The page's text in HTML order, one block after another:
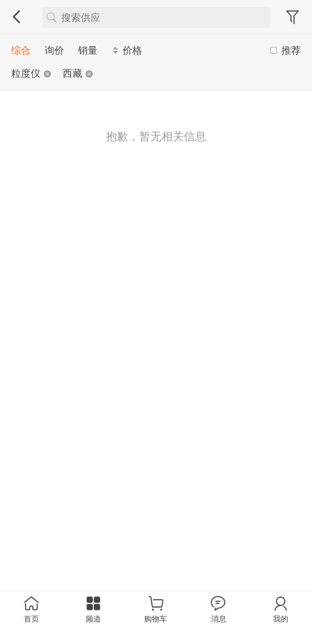
推荐
综合 询价 销量
价格
粒度仪
西藏
抱歉，暂无相关信息
首页 频道 购物车 消息 我的